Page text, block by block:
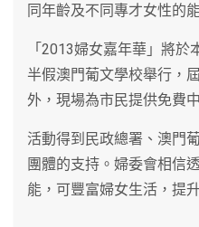
同年齡及不同專才女性的
「2013婦女嘉年華」將
半假澳門葡文學校舉行，
外，現場為市民提供免費
活動得到民政總署、澳門
團體的支持。婦委會相信
能，可豐富婦女生活，提